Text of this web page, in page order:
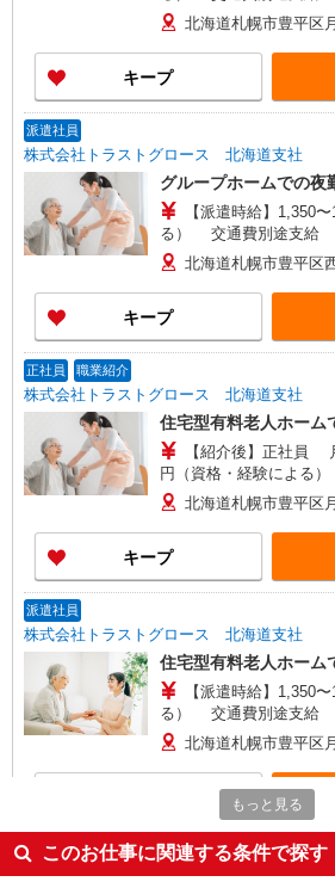
北海道札幌市豊平区
キープ
派遣社員
株式会社トラストグロース 北海道支社
グループホームでの夜
【派遣時給】1,350
る） 交通費別途支給
北海道札幌市豊平区
キープ
正社員 職業紹介
株式会社トラストグロース 北海道支社
住宅型有料老人ホーム
【紹介後】正社員
円（資格・経験による
161,000円 資格手当：
当：8,000〜15,000円
29,500〜32,500円 固
実費支給（上限月額
8,500円／回 役職手当
昇給：あり 賞与：年
用期間あり （3ヶ月）同
北海道札幌市豊平区
キープ
派遣社員
株式会社トラストグロース 北海道支社
住宅型有料老人ホーム
【派遣時給】1,350
る） 交通費別途支給
北海道札幌市豊平区
派遣社員
株式会社トラストグロース 北海道支社
もっと見る
このお仕事に関連する条件で探す